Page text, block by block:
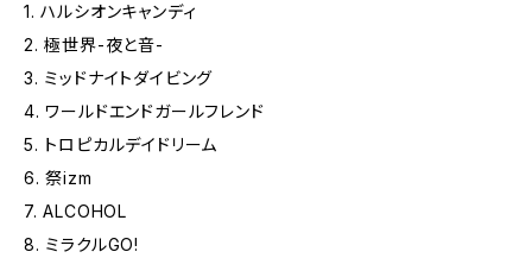
1. ハルシオンキャンディ
2. 極世界-夜と音-
3. ミッドナイトダイビング
4. ワールドエンドガールフレンド
5. トロピカルデイドリーム
6. 祭izm
7. ALCOHOL
8. ミラクルGO!